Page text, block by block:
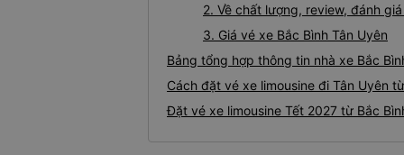
2. Về chất lượng, review, đánh
3. Giá vé xe Bắc Bình Tân Uyên
Bảng tổng hợp thông tin nhà xe Bắc
Cách đặt vé xe limousine đi Tân Uyên
Đặt vé xe limousine Tết 2027 từ Bắc